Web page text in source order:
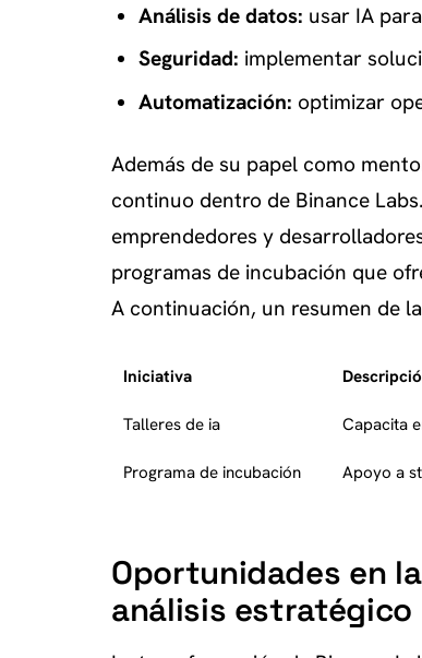
Análisis de datos: usar IA
Seguridad: implementar
Automatización: optimizar
Además de su papel como
continuo dentro de Binance
emprendedores y
programas de incubación que
A continuación, un resumen de
Iniciativa
Talleres de ia Capacita
Programa de incubación Apoyo a
Oportunidades en
análisis estratégico